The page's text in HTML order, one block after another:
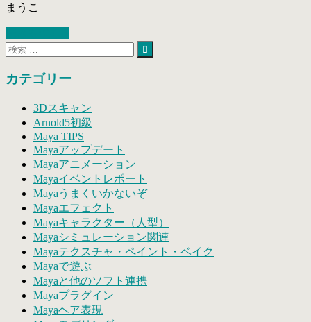
まうこ
検
対
検
カテゴリー
3Dスキャン
Arnold5初級
Maya TIPS
Mayaアップデート
Mayaアニメーション
Mayaイベントレポート
Mayaうまくいかないぞ
Mayaエフェクト
Mayaキャラクター（人型）
Mayaシミュレーション関連
Mayaテクスチャ・ペイント・ベイク
Mayaで遊ぶ
Mayaと他のソフト連携
Mayaプラグイン
Mayaヘア表現